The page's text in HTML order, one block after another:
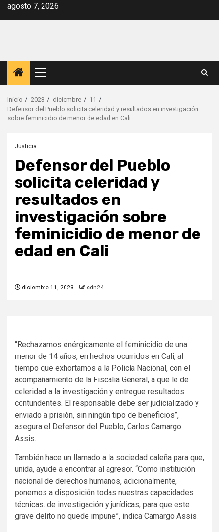
Saltar
agosto 7, 2026
Menú
principal
Inicio 2023 diciembre
11
Defensor del Pueblo solicita celeridad y resultados en investigación
sobre feminicidio de menor de edad en Cali
Justicia
Defensor del Pueblo
solicita celeridad y
resultados en
investigación sobre
feminicidio de menor de
edad en Cali
diciembre 11, 2023 cdn24
“Rechazamos enérgicamente el feminicidio de una
menor de 14 años, en hechos ocurridos en Cali, al
tiempo que exhortamos a la Policía Nacional, con el
acompañamiento de la Fiscalía General, a que le dé
celeridad a la investigación y entregue resultados
contundentes. El responsable debe ser judicializado y
enviado a prisión, sin ningún tipo de beneficios”,
asegura el Defensor del Pueblo, Carlos Camargo
Assis.
También hace un llamado a la sociedad caleña para que,
unida, ayude a encontrar al agresor. “Como institución
nacional de derechos humanos, adicionalmente,
ponemos a disposición todas nuestras capacidades
técnicas, de investigación y jurídicas, para que este
grave delito no quede impune”, indica Camargo Assis.